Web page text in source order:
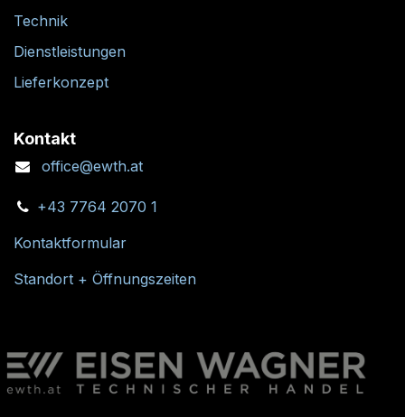
Technik
Dienstleistungen
Lieferkonzept
Kontakt
office@ewth.at
+43 7764 2070 1
Kontaktformular
Standort + Öffnungszeiten